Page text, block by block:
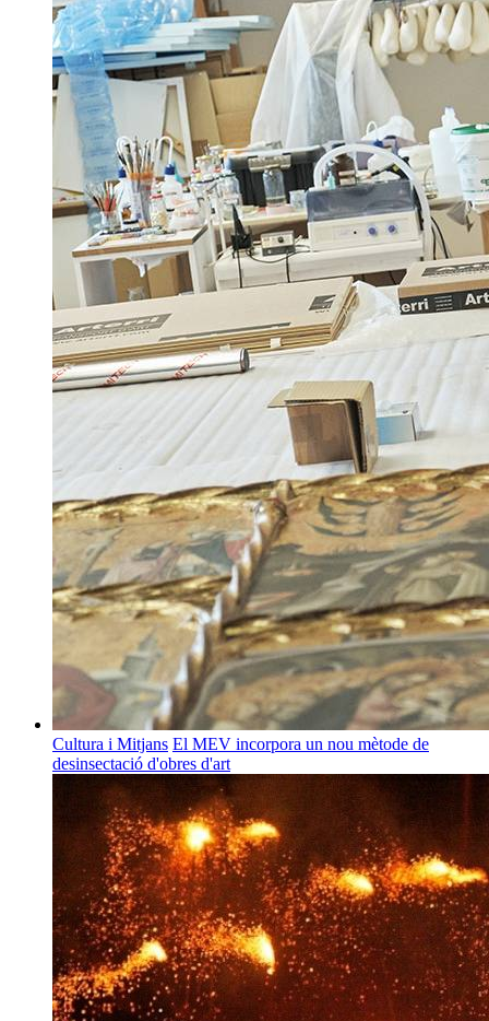
Cultura i Mitjans El MEV incorpora un nou mètode de
desinsectació d'obres d'art